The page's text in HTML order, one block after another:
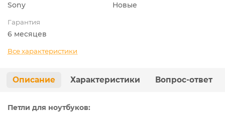
Sony Новые
Гарантия
6 месяцев
Все характеристики
Описание Характеристики Вопрос-ответ
Петли для ноутбуков: